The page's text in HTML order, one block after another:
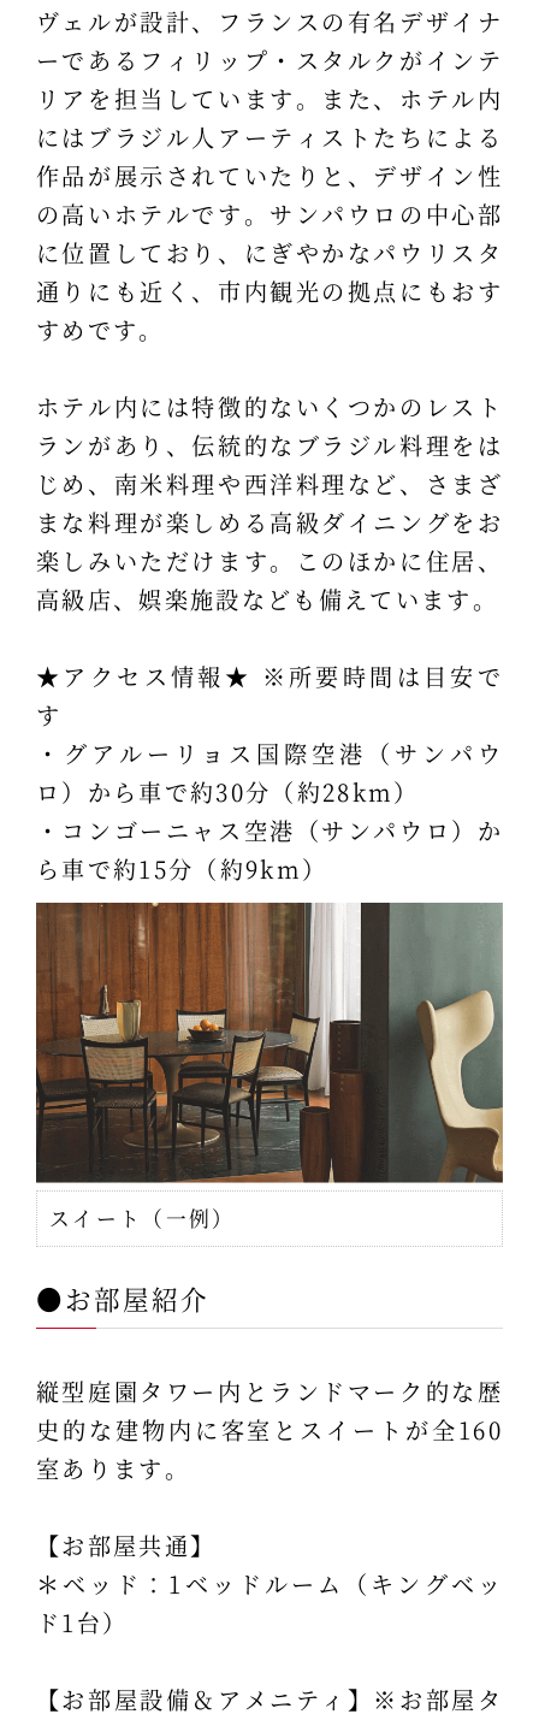
ヴェルが設計、フランスの有名デザイナ
ーであるフィリップ・スタルクがインテ
リアを担当しています。また、ホテル内
にはブラジル人アーティストたちによる
作品が展示されていたりと、デザイン性
の高いホテルです。サンパウロの中心部
に位置しており、にぎやかなパウリスタ
通りにも近く、市内観光の拠点にもおす
すめです。
ホテル内には特徴的ないくつかのレスト
ランがあり、伝統的なブラジル料理をは
じめ、南米料理や西洋料理など、さまざ
まな料理が楽しめる高級ダイニングをお
楽しみいただけます。このほかに住居、
高級店、娯楽施設なども備えています。
★アクセス情報★ ※所要時間は目安で
す
・グアルーリョス国際空港（サンパウ
ロ）から車で約30分（約28km）
・コンゴーニャス空港（サンパウロ）か
ら車で約15分（約9km）
スイート（一例）
●お部屋紹介
縦型庭園タワー内とランドマーク的な歴
史的な建物内に客室とスイートが全160
室あります。
【お部屋共通】
＊ベッド：1ベッドルーム（キングベッ
ド1台）
【お部屋設備＆アメニティ】※お部屋タ